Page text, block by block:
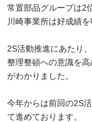
常置部品グループは2
川崎事業所は好成績
2S活動推進にあたり、
整理整頓への意識を
がわかりました。
今年からは前回の2S
て進めております。